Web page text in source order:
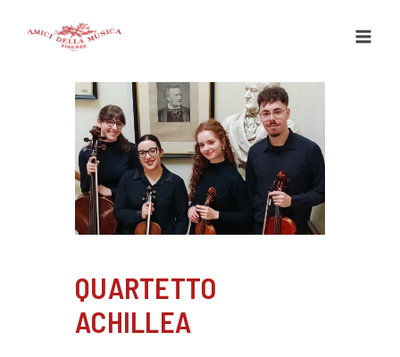
QUARTETTO
ACHILLEA